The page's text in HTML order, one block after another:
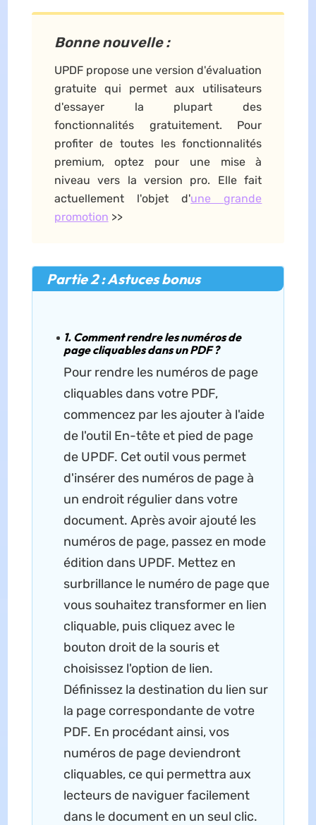
Bonne nouvelle :
UPDF propose une version d'évaluation
gratuite qui permet aux utilisateurs
d'essayer la plupart des
fonctionnalités gratuitement. Pour
profiter de toutes les fonctionnalités
premium, optez pour une mise à
niveau vers la version pro. Elle fait
actuellement l'objet d'une grande
promotion >>
Partie 2 : Astuces bonus
1. Comment rendre les numéros de
page cliquables dans un PDF ?
Pour rendre les numéros de page
cliquables dans votre PDF,
commencez par les ajouter à l'aide
de l'outil En-tête et pied de page
de UPDF. Cet outil vous permet
d'insérer des numéros de page à
un endroit régulier dans votre
document. Après avoir ajouté les
numéros de page, passez en mode
édition dans UPDF. Mettez en
surbrillance le numéro de page que
vous souhaitez transformer en lien
cliquable, puis cliquez avec le
bouton droit de la souris et
choisissez l'option de lien.
Définissez la destination du lien sur
la page correspondante de votre
PDF. En procédant ainsi, vos
numéros de page deviendront
cliquables, ce qui permettra aux
lecteurs de naviguer facilement
dans le document en un seul clic.